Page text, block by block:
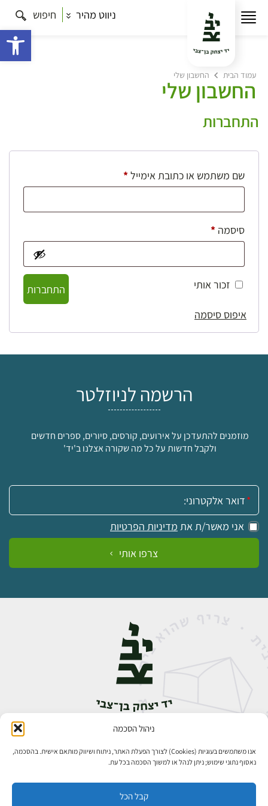
ניהול הסכמה
אנו משתמשים בעוגיות (Cookies) לצורך הפעלת האתר, ניתוח ושיווק מותאם אישית. בהסכמה,
נאסוף נתוני שימוש; ניתן לנהל או למשוך הסכמה בכל עת.
קבל הכל
ניווט מהיר חיפוש
עמוד הבית החשבון שלי
החשבון שלי
התחברות
שם משתמש או כתובת אימייל*חובה
סיסמה *חובה
זכור אותי
התחברות
איפוס סיסמה
הרשמה לניוזלטר
מוזמנים להתעדכן על אירועים, קורסים, סיורים, ספרים חדשים
ולקבל חדשות על כל מה שקורה אצלנו ב'יד'
אימייל:
אני מאשר/ת את מדיניות הפרטיות
צרפו אותי
אבן גבירול 14, רחביה, ירושלים